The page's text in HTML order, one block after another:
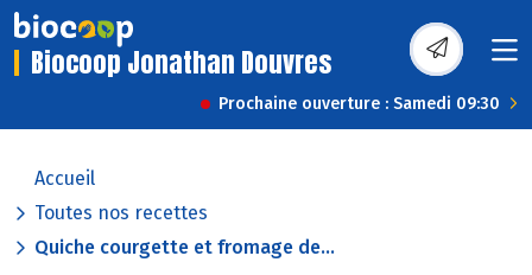
Biocoop Jonathan Douvres
Prochaine ouverture : Samedi 09:30
Accueil
Toutes nos recettes
Quiche courgette et fromage de...